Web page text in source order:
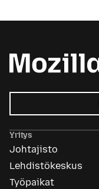
Yritys
Johtajisto
Lehdistökeskus
Työpaikat